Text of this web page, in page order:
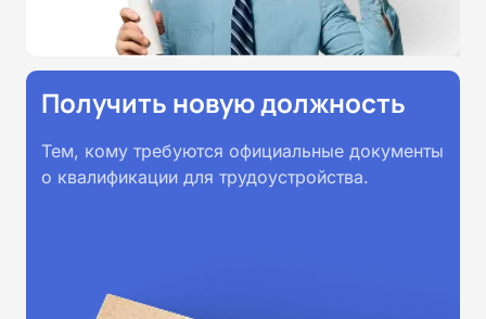
Получить новую должность
Тем, кому требуются официальные документы
о квалификации для трудоустройства.